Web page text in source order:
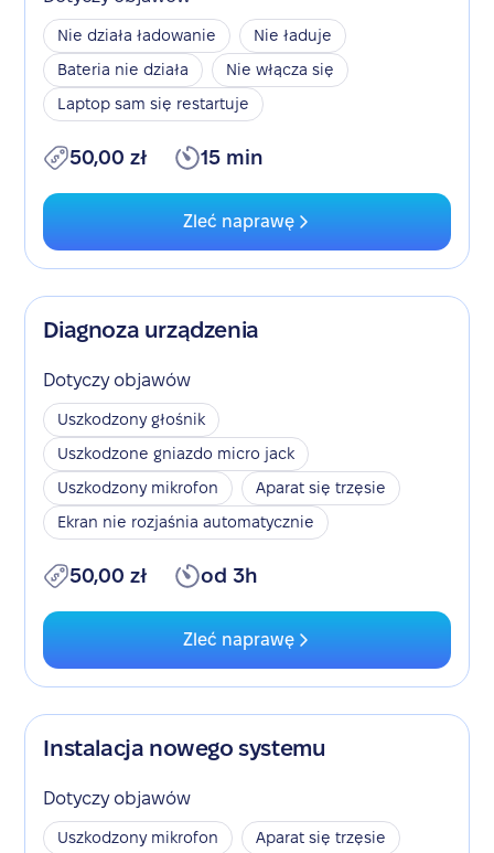
Nie działa ładowanie
Nie ładuje
Bateria nie działa
Nie włącza się
Laptop sam się restartuje
50,00 zł 15 min
Zleć naprawę
Diagnoza urządzenia
Dotyczy objawów
Uszkodzony głośnik
Uszkodzone gniazdo micro jack
Uszkodzony mikrofon
Aparat się trzęsie
Ekran nie rozjaśnia automatycznie
50,00 zł od 3h
Zleć naprawę
Instalacja nowego systemu
Dotyczy objawów
Uszkodzony mikrofon
Aparat się trzęsie